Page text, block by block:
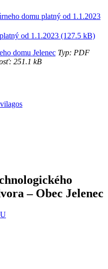
od 1.1.2023 (127.5 kB)
domu JelenecTyp: PDF
251.1 kB
– Obec Jelenec